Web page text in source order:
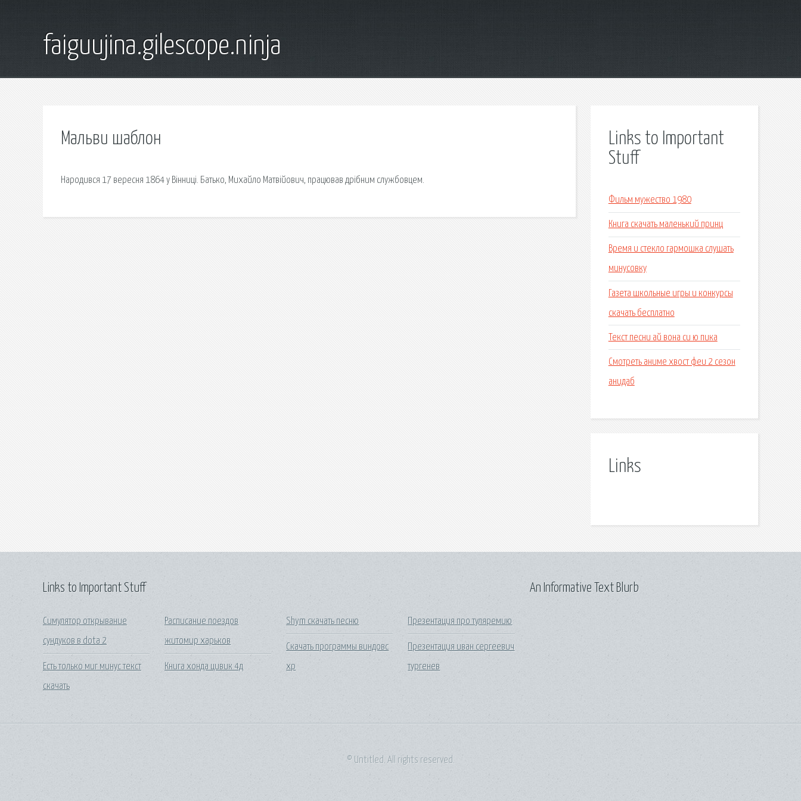
faiguujina.gilescope.ninja
Мальви шаблон
Народився 17 вересня 1864 у Вінниці. Батько, Михайло Матвійович, працював дрібним службовцем.
Links to Important
Stuff
Фильм мужество 1980
Книга скачать маленький принц
Время и стекло гармошка слушать
минусовку
Газета школьные игры и конкурсы
скачать бесплатно
Текст песни ай вона си ю пика
Смотреть аниме хвост феи 2 сезон
анидаб
Links
Links to Important Stuff
Симулятор открывание
сундуков в dota 2
Есть только миг минус текст
скачать
Расписание поездов
житомир харьков
Книга хонда цивик 4д
Shym скачать песню
Скачать программы виндовс
хр
Презентация про туляремию
Презентация иван сергеевич
тургенев
An Informative Text Blurb
© Untitled. All rights reserved.